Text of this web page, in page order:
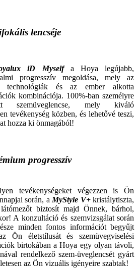
lencséje
iD Myselfa Hoya legújabb,
progresszív megoldása, mely az
technológiák és az ember alkotta
kombinációja. 100%-ban személyre
szemüveglencse, mely kiváló
tevékenység közben, és lehetővé teszi,
hozza ki önmagából!
progresszív
tevékenységeket végezzen is Ön
során, a MyStyle V+kristálytiszta,
biztosít majd Önnek, bárhol,
A konzultáció és szemvizsgálat során
minden fontos információt begyűjt
Ön életstílusát és szemüvegviselési
birtokában a Hoya egy olyan távoli,
rendelkező szem-üveglencsét gyárt
az Ön vizuális igényeire szabtak!